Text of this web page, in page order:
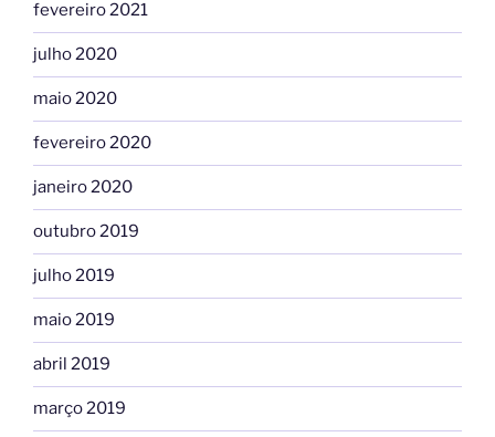
fevereiro 2021
julho 2020
maio 2020
fevereiro 2020
janeiro 2020
outubro 2019
julho 2019
maio 2019
abril 2019
março 2019